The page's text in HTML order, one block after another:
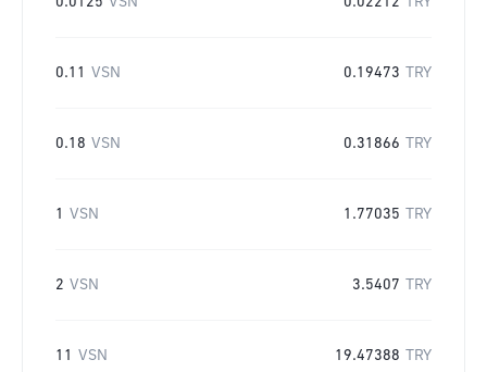
0.11 VSN 0.19473 TRY
0.18 VSN 0.31866 TRY
1 VSN 1.77035 TRY
2 VSN 3.5407 TRY
11 VSN 19.47388 TRY